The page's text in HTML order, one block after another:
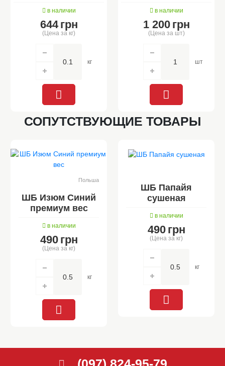
в наличии
644 грн
(Цена за кг)
кг
в наличии
1 200 грн
(Цена за шт)
шт
СОПУТСТВУЮЩИЕ ТОВАРЫ
Польша
ШБ Изюм Синий
премиум вес
в наличии
490 грн
(Цена за кг)
кг
ШБ Папайя
сушеная
в наличии
490 грн
(Цена за кг)
кг